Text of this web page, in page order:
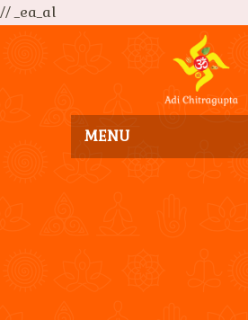
// _ea_al
MENU